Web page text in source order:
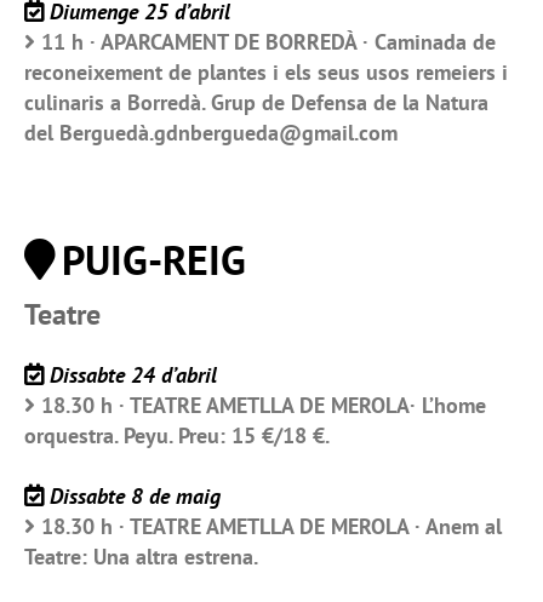
Diumenge 25 d’abril
11 h · APARCAMENT DE BORREDÀ · Caminada de
reconeixement de plantes i els seus usos remeiers i
culinaris a Borredà. Grup de Defensa de la Natura
del Berguedà.gdnbergueda@gmail.com
PUIG-REIG
Teatre
Dissabte 24 d’abril
18.30 h · TEATRE AMETLLA DE MEROLA· L’home
orquestra. Peyu. Preu: 15 €/18 €.
Dissabte 8 de maig
18.30 h · TEATRE AMETLLA DE MEROLA · Anem al
Teatre: Una altra estrena.